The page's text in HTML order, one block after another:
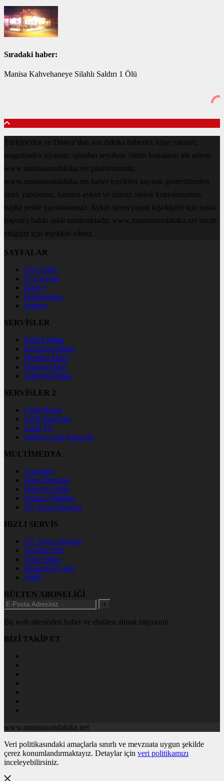
Sıradaki haber:
Manisa Kahvehaneye Silahlı Saldırı 1 Ölü
Türkiye'den ve Dünya’dan son dakika haberler, köşe yazıları,
magazinden siyasete, spordan seyahate bütün konuların tek adresi
www.manisasondakika.net platformunda;
www.manisasondakika.net haber içerikleri kaynak gösterilmeden
alıntı yapılamaz, kanuna aykırı ve izinsiz olarak kopyalanamaz,
başka yerde yayınlanamaz. Aykırı işlem yapan kişi/kişiler için yasal
başvuru hakkı saklı tutulmaktadır. www.manisasondakika.net tercih
ettiğiniz için teşekkür ederiz.
SAYFALAR
Üye Girişi
Üye Kaydı
Künye
Hakkımızda
İletişim
SERVİSLER
Futbol İddaa
Basketbol İddaa
Hentbol İddaa
Bilardo İddaa
Voleybol İddaa
SERVİSLER 2
Canlı Borsa
Canlı Sonuçlar
Canlı TV
Futbol Canlı Sonuçlar
MULTİMEDYA
Gazeteler
Hava Durumu
Haber Gönder
Namaz Vakitleri
TV Yayın Akışları
HIZLI SERVİS
TV Yayın Akışları
Yazarlar Site
Tenis İddaa
Basketbol Canlı
AMP
BÜLTEN ABONELİĞİ
+
Bu web sitesinden haber ve ebülten almak istiyorum
BİZİ TAKİP ET
www.manisasondakika.net
Veri politikasındaki amaçlarla sınırlı ve mevzuata uygun şekilde
çerez konumlandırmaktayız. Detaylar için veri politikamızı
inceleyebilirsiniz.